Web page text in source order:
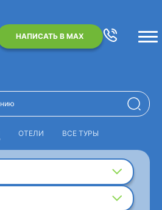
НАПИСАТЬ В MAX
ОТЕЛИ ВСЕ ТУРЫ